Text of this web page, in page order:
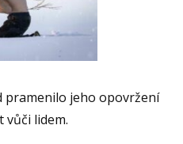
pramenilo jeho opovržení
vůči lidem.